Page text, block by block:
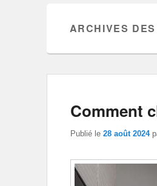
ARCHIVES
Comment
Publié le 28 août 2024